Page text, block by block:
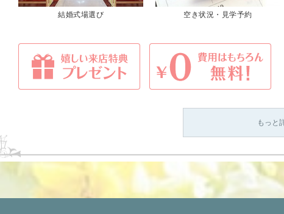
結婚式場選び 空き状況・見学予約
もっと